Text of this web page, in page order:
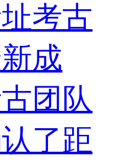
考古
成
团队
了距